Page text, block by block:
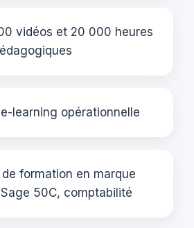
vidéos et 20 000 heures
learning opérationnelle
formation en marque
Sage 50C, comptabilité